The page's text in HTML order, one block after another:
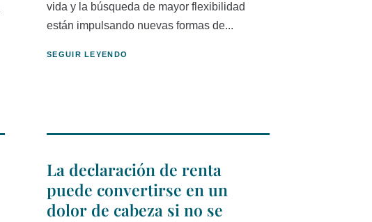
vida y la búsqueda de mayor flexibilidad
están impulsando nuevas formas de...
SEGUIR LEYENDO
La declaración de renta
puede convertirse en un
dolor de cabeza si no se